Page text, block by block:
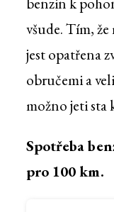
všude. Tím,
jest opatřena
obručemi a
možno jeti sta
Spotřeba
pro 100 km.